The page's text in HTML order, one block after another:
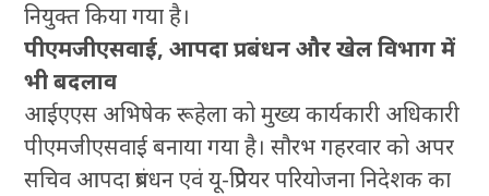
नियुक्त किया गया है।
पीएमजीएसवाई, आपदा प्रबंधन और खेल विभाग में
भी बदलाव
आईएएस अभिषेक रूहेला को मुख्य कार्यकारी अधिकारी
पीएमजीएसवाई बनाया गया है। सौरभ गहरवार को अपर
सचिव आपदा प्रबंधन एवं यू-प्रिपेयर परियोजना निदेशक का